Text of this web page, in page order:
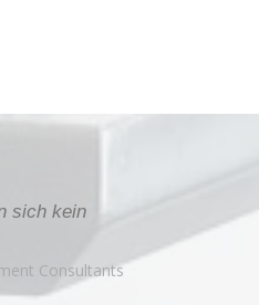
sich kein
Consultants